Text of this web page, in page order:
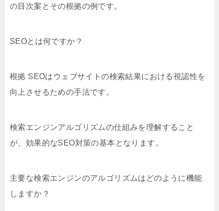
の目次案とその根拠の例です。
SEOとは何ですか？
根拠 SEOはウェブサイトの検索結果における視認性を
向上させるための手法です。
検索エンジンアルゴリズムの仕組みを理解すること
が、効果的なSEO対策の基本となります。
主要な検索エンジンのアルゴリズムはどのように機能
しますか？